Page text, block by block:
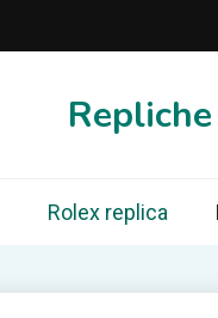
Rolex replica